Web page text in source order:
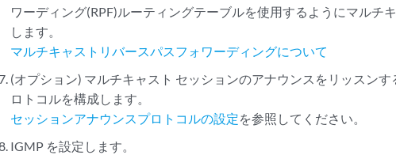
ワーディング(RPF)ルーティングテーブルを使用するようにマルチ
します。
マルチキャストリバースパスフォワーディングについて
(オプション) マルチキャスト セッションのアナウンスをリッスンす
ロトコルを構成します。
セッションアナウンスプロトコルの設定を参照してください。
IGMP を設定します。